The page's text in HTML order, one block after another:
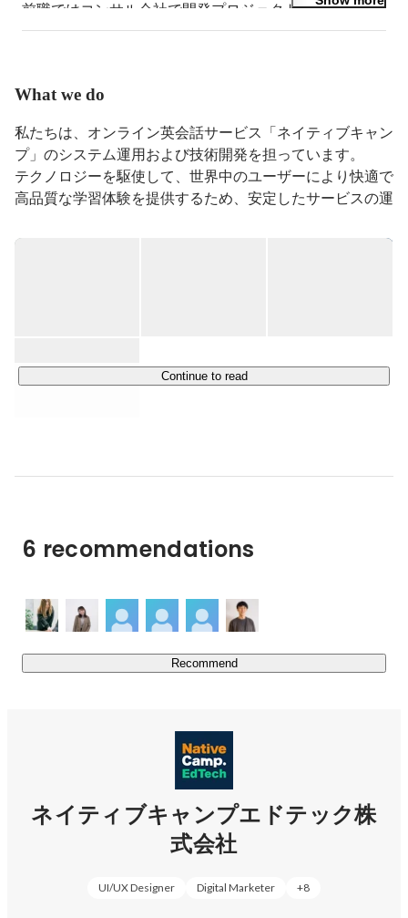
前職ではコンサル会社で開発プロジェクトに関わり、そ
の後、英語力を伸ばしたくてフィリピンへ飛び込みまし
ださい！
What we do
私たちは、オンライン英会話サービス「ネイティブキャン
プ」のシステム運用および技術開発を担っています。
テクノロジーを駆使して、世界中のユーザーにより快適で
高品質な学習体験を提供するため、安定したサービスの運
おいてサービスを展開するなど、その規模は急速に拡大し
Continue to read
6 recommendations
Recommend
ネイティブキャンプエドテック株
式会社
UI/UX Designer Digital Marketer +8